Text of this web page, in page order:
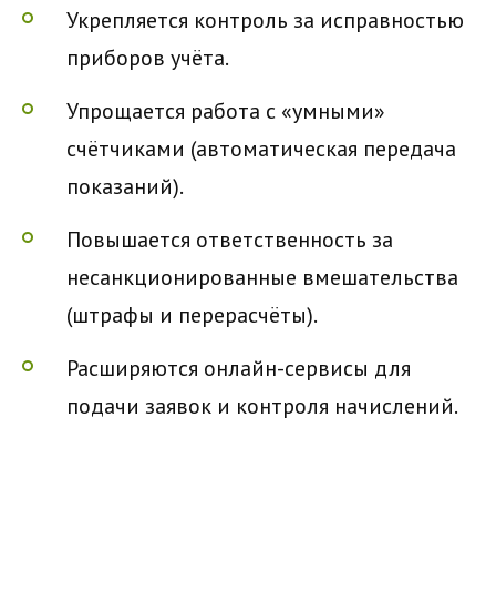
Укрепляется контроль за исправностью
приборов учёта.
Упрощается работа с «умными»
счётчиками (автоматическая передача
показаний).
Повышается ответственность за
несанкционированные вмешательства
(штрафы и перерасчёты).
Расширяются онлайн-сервисы для
подачи заявок и контроля начислений.